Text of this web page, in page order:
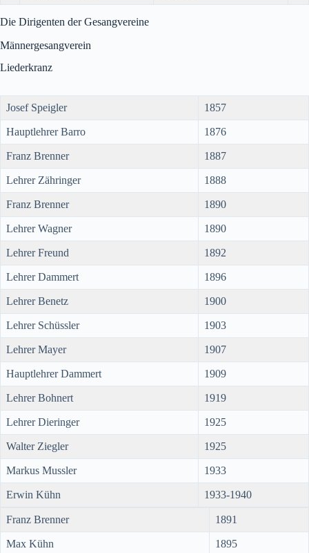
Die Dirigenten der Gesangvereine
Männergesangverein
Liederkranz
Josef Speigler 1857
Hauptlehrer Barro 1876
Franz Brenner 1887
Lehrer Zähringer 1888
Franz Brenner 1890
Lehrer Wagner 1890
Lehrer Freund 1892
Lehrer Dammert 1896
Lehrer Benetz 1900
Lehrer Schüssler 1903
Lehrer Mayer 1907
Hauptlehrer Dammert 1909
Lehrer Bohnert 1919
Lehrer Dieringer 1925
Walter Ziegler 1925
Markus Mussler 1933
Erwin Kühn 1933-1940
Franz Brenner 1891
Max Kühn 1895